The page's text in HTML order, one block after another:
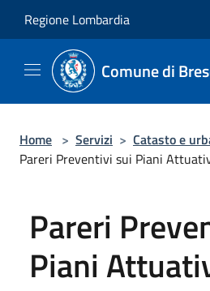
Regione Lombardia
Comune di
Home > Servizi > Catasto e
Pareri Preventivi sui Piani
Pareri
Piani